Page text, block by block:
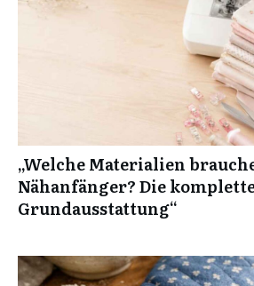
„Welche Materialien
Nähanfänger? Die
Grundausstattung“